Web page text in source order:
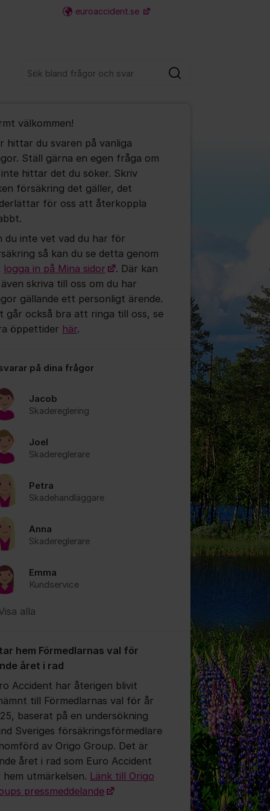
Sök
euroaccident.se Fler supportlänkar
för inlägg/kommentar
välkommen!
hittar du svaren på vanliga
Ställ gärna en egen fråga om
hittar det du söker. Skriv
försäkring det gäller, det
för oss att återkoppla
du inte vet vad du har för
så kan du se detta genom
logga in på Mina sidor
. Där kan
skriva till oss om du har
gällande ett personligt ärende.
går också bra att ringa till oss, se
öppettider här.
på dina frågor
Jacob
Skadereglering
Joel
Skadereglerare
Petra
Skadehandläggare
Anna
Skadereglerare
Emma
Kundservice
alla
hem Förmedlarnas val för
året i rad
Accident har återigen blivit
till Förmedlarnas val för år
baserat på en undersökning
Sveriges försäkringsförmedlare
av Origo Group. Det är
året i rad som Euro Accident
hem utmärkelsen. Länk till Origo
pressmeddelande